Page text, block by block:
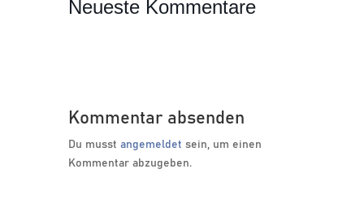
Neueste Kommentare
Kommentar absenden
Du musst angemeldet sein, um einen
Kommentar abzugeben.